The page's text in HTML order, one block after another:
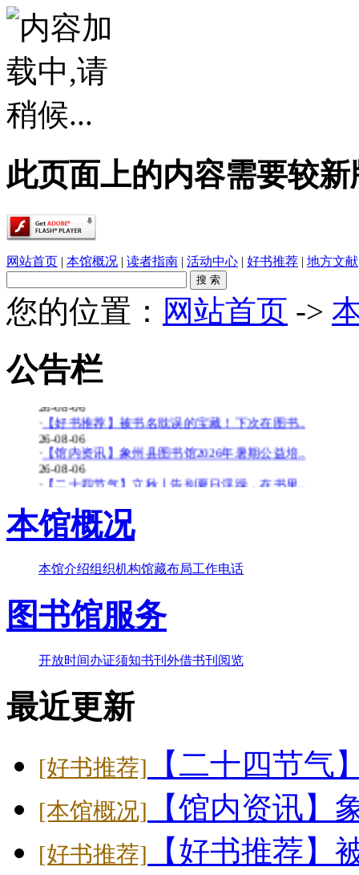
此页面上的内容需要较
网站首页 | 本馆概况 | 读者指南 | 活动中心 | 好书推荐 | 地方文献
您的位置： 网站首页 ->
公告栏
春雨润乡土，书香伴童行——象州县文化广电..
26-08-06
【少儿多媒体图书馆】背了八百遍《出师表》..
26-08-06
· 【好书推荐】被书名耽误的宝藏！下次在图书..
26-08-06
· 【馆内资讯】象州县图书馆2026年暑期公益培..
26-08-06
· 【二十四节气】立秋丨告别夏日浮躁，在书里..
【少儿多媒体图书馆】边画边学！超有趣的少..
26-07-20
·【暑期公益培训班】象州县图书馆2026年暑期..
26-07-20
·【好书推荐】大暑天容易犯困？这些“烧脑”..
·【共读八桂-乡音童韵】广西桂林图书馆“共读..
26-07-20
26-07-20
本馆概况
本馆介绍组织机构馆藏布局工作电话
图书馆服务
开放时间办证须知书刊外借书刊阅览
最近更新
[好书推荐] 【二十四节气
[本馆概况] 【馆内资讯】
[好书推荐] 【好书推荐】